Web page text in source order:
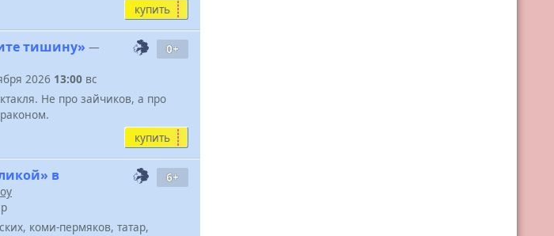
купить
0+
тишину» —
2026 13:00 вс
Не про зайчиков, а про
купить
6+
в
коми-пермяков, татар,